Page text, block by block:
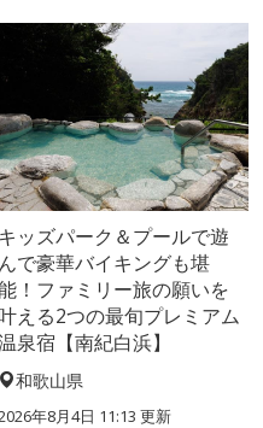
キッズパーク＆プールで遊
んで豪華バイキングも堪
！ファミリー旅の願いを
える2つの最旬プレミアム
泉宿【南紀白浜】
和歌山県
年8月4日 11:13 更新